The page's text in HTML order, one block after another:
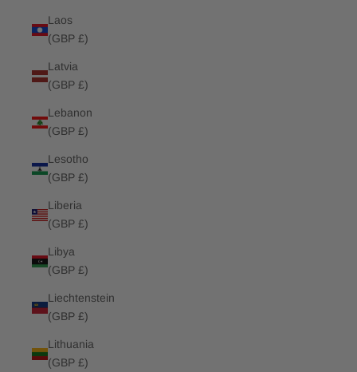
Laos
(GBP £)
Latvia
(GBP £)
Lebanon
(GBP £)
Lesotho
(GBP £)
Liberia
(GBP £)
Libya
(GBP £)
Liechtenstein
(GBP £)
Lithuania
(GBP £)